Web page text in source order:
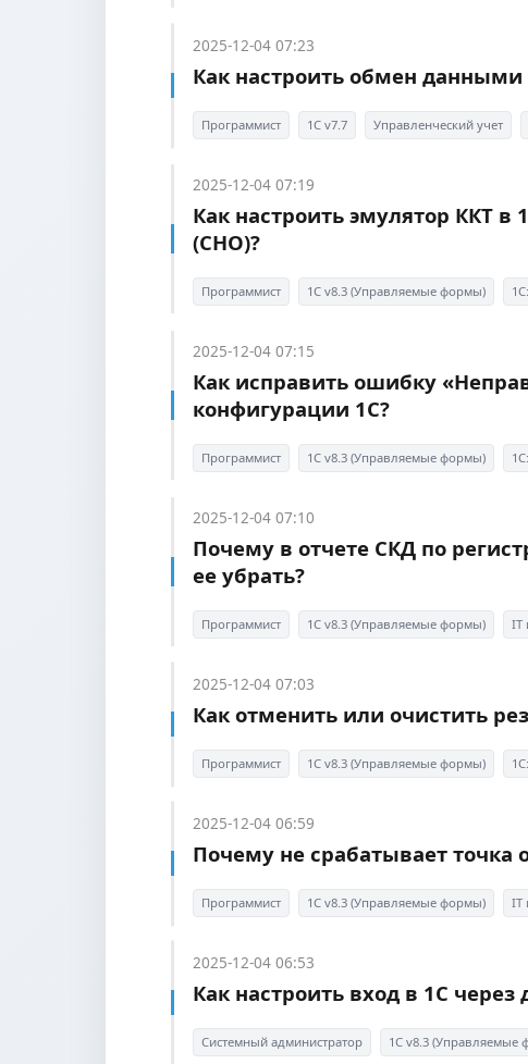
2025-12-04 07:23
Как настроить обмен
Программист 1С v7.7 Управленческий учет
2025-12-04 07:19
Как настроить эмулятор ККТ
(СНО)?
Программист 1С v8.3 (Управляемые формы)
2025-12-04 07:15
Как исправить ошибку
конфигурации 1С?
Программист 1С v8.3 (Управляемые формы)
2025-12-04 07:10
Почему в отчете СКД по
ее убрать?
Программист 1С v8.3 (Управляемые формы) IT
2025-12-04 07:03
Как отменить или очистить
Программист 1С v8.3 (Управляемые формы)
2025-12-04 06:59
Почему не срабатывает точка
Программист 1С v8.3 (Управляемые формы) IT
2025-12-04 06:53
Как настроить вход в 1С
Системный администратор 1С v8.3 (Управляемые